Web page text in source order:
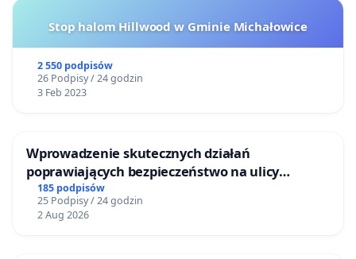
Stop halom Hillwood w Gminie Michałowice
2 550 podpisów
26 Podpisy / 24 godzin
3 Feb 2023
Wprowadzenie skutecznych działań
poprawiających bezpieczeństwo na ulicy
Żeromskiego w Otwocku
185 podpisów
25 Podpisy / 24 godzin
2 Aug 2026